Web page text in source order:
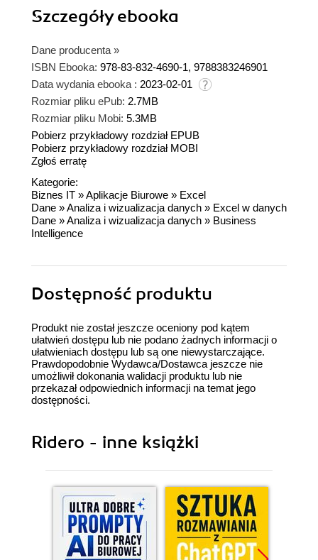
Szczegółyebooka
Dane producenta »
ISBN Ebooka: 978-83-832-4690-1, 9788383246901
Data wydania ebooka : 2023-02-01
Rozmiar pliku ePub: 2.7MB
Rozmiar pliku Mobi: 5.3MB
Pobierz przykładowy rozdział EPUB
Pobierz przykładowy rozdział MOBI
Zgłoś erratę
Kategorie:
Biznes IT »Aplikacje Biurowe » Excel
Dane »Analiza i wizualizacja danych » Excel w danych
Dane »Analiza i wizualizacja danych » Business
Intelligence
Dostępność produktu
Produkt nie został jeszcze oceniony pod kątem
ułatwień dostępu lub nie podano żadnych informacji o
ułatwieniach dostępu lub są one niewystarczające.
Prawdopodobnie Wydawca/Dostawca jeszcze nie
umożliwił dokonania walidacji produktu lub nie
przekazał odpowiednich informacji na temat jego
dostępności.
Ridero - inne książki